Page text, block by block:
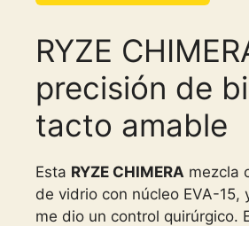
RYZE
precisión de
tacto amable
Esta RYZE CHIMERA mezcla
de vidrio con núcleo EVA-15,
me dio un control quirúrgico.